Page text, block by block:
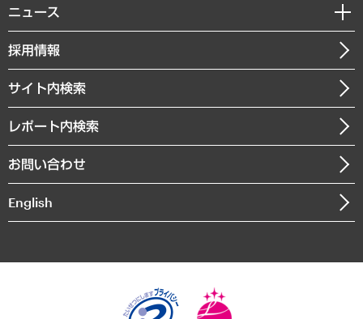
共生・ダイバーシティ
GRC（ガバナンス・リスク・コンプライアンス）・防災（政策）
経済・産業・雇用・労働
まちづくり・観光・交通・スポーツ・スマートシティ
自然資源・農林水産業・食料システム
経営用語集
受託・受注実績（官公庁関連）
メディア掲載・出演
受託案件情報
私たちの想い
社長メッセージ
会社概要
沿革
組織図・本部部室紹介
インドネシア現地法人
個人情報保護方針
ニュース
ニュースリリース
お知らせ
採用情報
サイト内検索
レポート内検索
お問い合わせ
English